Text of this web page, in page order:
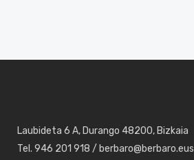
Laubideta 6 A, Durango 48200, Bizkaia
Tel. 946 201 918 / berbaro@berbaro.eus